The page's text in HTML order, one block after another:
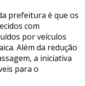
prefeitura é que os
com
por veículos
Além da redução
a iniciativa
para o